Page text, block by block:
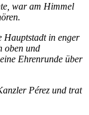
war am Himmel
Hauptstadt in enger
oben und
Ehrenrunde über
Pérez und trat